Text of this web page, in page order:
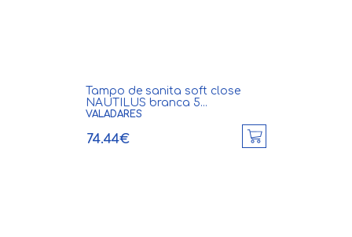
Tampo de sanita soft close
NAUTILUS branca 5...
VALADARES
74.44€